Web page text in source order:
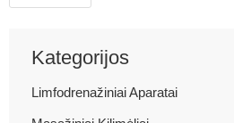
Kategorijos
Limfodrenažiniai Aparatai